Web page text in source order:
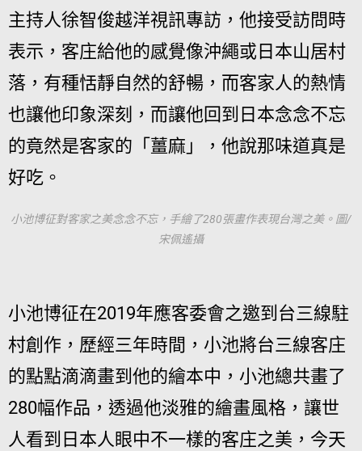
主持人徐智俊越洋視訊專訪，他接受訪問時
表示，客庄給他的感覺像沖繩或日本山居村
落，有種恬靜自然的舒暢，而客家人的熱情
也讓他印象深刻，而讓他回到日本念念不忘
的竟然是客家的「薑麻」，他說那味道真是
好吃。
小池博征對客家之美念念不忘，手繪了280張畫作表現台灣之美。圖/
宋佩遙攝
小池博征在2019年應客委會之邀到台三線駐
村創作，歷經三年時間，小池將台三線客庄
的點點滴滴畫到他的繪本中，小池總共畫了
280幅作品，透過他淡雅的繪畫風格，讓世
人看到日本人眼中不一樣的客庄之美，今天